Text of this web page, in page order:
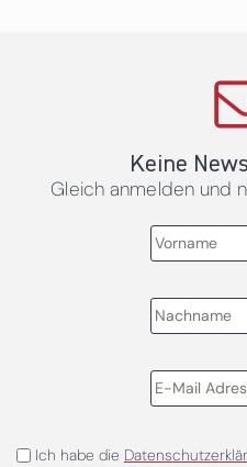
Keine
Gleich anmelden und
Ich habe die